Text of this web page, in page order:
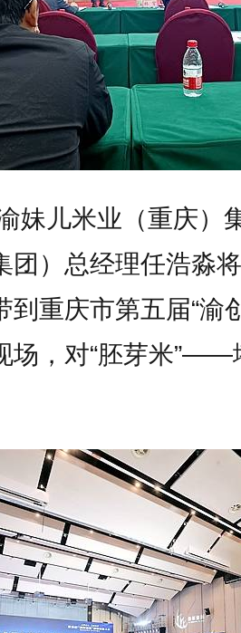
妹儿米业（重庆）
团）总经理任浩淼
到重庆市第五届“渝
场，对“胚芽米”——